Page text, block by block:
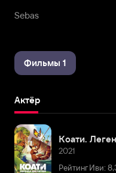
Sebas
Фильмы 1
Актёр
Коати.
2021
Рейтинг Иви: